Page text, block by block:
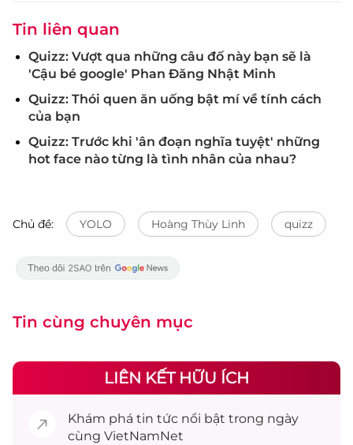
Tin liên quan
Quizz: Vượt qua những câu đố này bạn sẽ là
'Cậu bé google' Phan Đăng Nhật Minh
Quizz: Thói quen ăn uống bật mí về tính cách
của bạn
Quizz: Trước khi 'ân đoạn nghĩa tuyệt' những
hot face nào từng là tình nhân của nhau?
Chủ đề: YOLO Hoàng Thùy Linh quizz
Tin cùng chuyên mục
LIÊN KẾT HỮU ÍCH
Khám phá tin tức nổi bật trong ngày
cùng VietNamNet